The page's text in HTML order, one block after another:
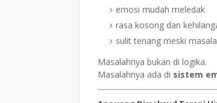
emosi mudah meledak
rasa kosong dan
sulit tenang meski
Masalahnya bukan di logika.
Masalahnya ada di sistem